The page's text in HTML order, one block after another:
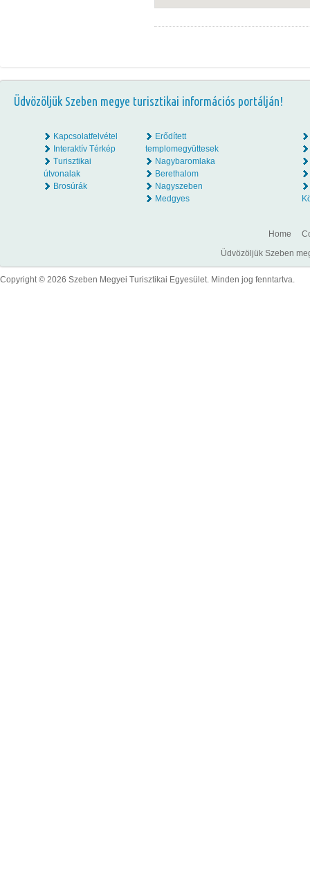
Üdvözöljük Szeben megye turisztikai információs portálján!
Kapcsolatfelvétel
Interaktív Térkép
Turisztikai
útvonalak
Brosúrák
Erődített
templomegyüttesek
Nagybaromlaka
Berethalom
Nagyszeben
Medgyes
Home
Üdvözöljük Szeben
Copyright © 2026 Szeben Megyei Turisztikai Egyesület. Minden jog fenntartva.